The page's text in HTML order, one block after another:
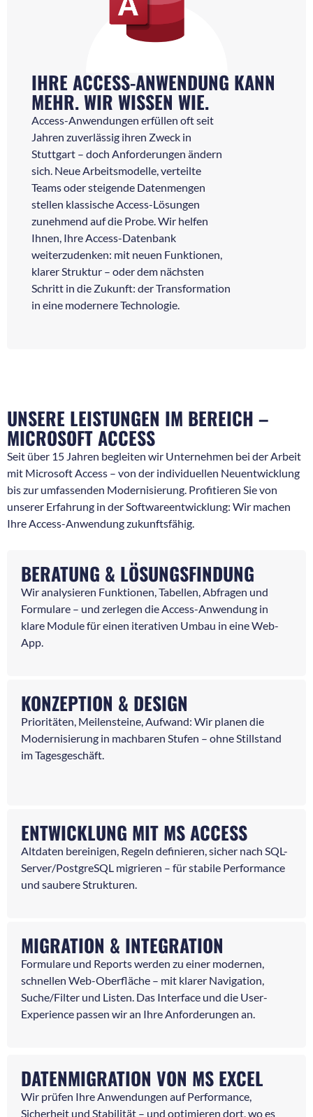
IHRE ACCESS-ANWENDUNG KANN
MEHR. WIR WISSEN WIE.
Access-Anwendungen erfüllen oft seit
Jahren zuverlässig ihren Zweck in
Stuttgart – doch Anforderungen ändern
sich. Neue Arbeitsmodelle, verteilte
Teams oder steigende Datenmengen
stellen klassische Access-Lösungen
zunehmend auf die Probe. Wir helfen
Ihnen, Ihre Access-Datenbank
weiterzudenken: mit neuen Funktionen,
klarer Struktur – oder dem nächsten
Schritt in die Zukunft: der Transformation
in eine modernere Technologie.
UNSERE LEISTUNGEN IM BEREICH –
MICROSOFT ACCESS
Seit über 15 Jahren begleiten wir Unternehmen bei der Arbeit
mit Microsoft Access – von der individuellen Neuentwicklung
bis zur umfassenden Modernisierung. Profitieren Sie von
unserer Erfahrung in der Softwareentwicklung: Wir machen
Ihre Access-Anwendung zukunftsfähig.
BERATUNG & LÖSUNGSFINDUNG
Wir analysieren Funktionen, Tabellen, Abfragen und
Formulare – und zerlegen die Access-Anwendung in
klare Module für einen iterativen Umbau in eine Web-
App.
KONZEPTION & DESIGN
Prioritäten, Meilensteine, Aufwand: Wir planen die
Modernisierung in machbaren Stufen – ohne Stillstand
im Tagesgeschäft.
ENTWICKLUNG MIT MS ACCESS
Altdaten bereinigen, Regeln definieren, sicher nach SQL-
Server/PostgreSQL migrieren – für stabile Performance
und saubere Strukturen.
MIGRATION & INTEGRATION
Formulare und Reports werden zu einer modernen,
schnellen Web-Oberfläche – mit klarer Navigation,
Suche/Filter und Listen. Das Interface und die User-
Experience passen wir an Ihre Anforderungen an.
DATENMIGRATION VON MS EXCEL
Wir prüfen Ihre Anwendungen auf Performance,
Sicherheit und Stabilität – und optimieren dort, wo es